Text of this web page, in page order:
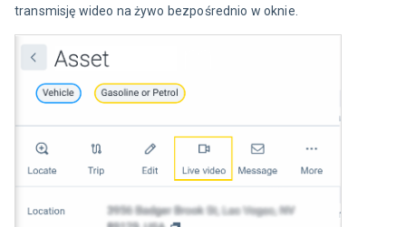
transmisję wideo na żywo bezpośrednio w oknie.